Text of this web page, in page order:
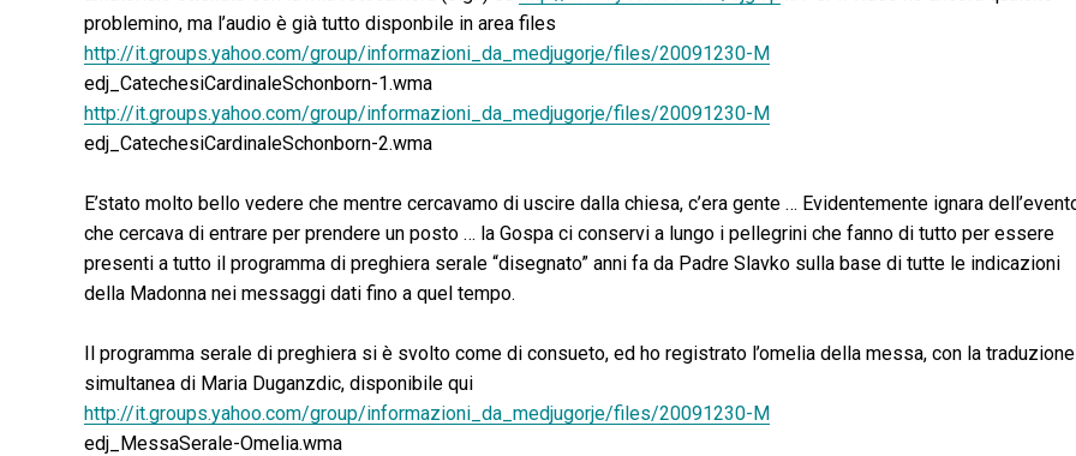
problemino, ma l’audio è già tutto disponbile in area files
http://it.groups.yahoo.com/group/informazioni_da_medjugorje/files/20091230-M
edj_CatechesiCardinaleSchonborn-1.wma
http://it.groups.yahoo.com/group/informazioni_da_medjugorje/files/20091230-M
edj_CatechesiCardinaleSchonborn-2.wma
E’stato molto bello vedere che mentre cercavamo di uscire dalla chiesa, c’era gente … Evidentemente ignara
che cercava di entrare per prendere un posto … la Gospa ci conservi a lungo i pellegrini che fanno di tutto per essere
presenti a tutto il programma di preghiera serale “disegnato” anni fa da Padre Slavko sulla base di tutte le indicazioni
della Madonna nei messaggi dati fino a quel tempo.
Il programma serale di preghiera si è svolto come di consueto, ed ho registrato l’omelia della messa, con la traduzione
simultanea di Maria Duganzdic, disponibile qui
http://it.groups.yahoo.com/group/informazioni_da_medjugorje/files/20091230-M
edj_MessaSerale-Omelia.wma